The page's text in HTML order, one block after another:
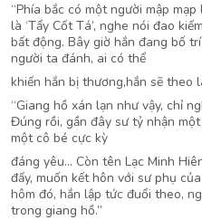
“Phía bắc có một người mập
là ‘Tẩy Cốt Tá’, nghe nói đao
bất động. Bây giờ hắn đang bố
người ta đánh, ai có thể
khiến hắn bị thương,hắn sẽ theo
“Giang hồ xán lạn như vậy, chỉ
Đúng rồi, gần đây sư tỷ nhận
một cô bé cực kỳ
đáng yêu… Còn tên Lạc Minh
đấy, muốn kết hôn với sư phụ
hôm đó, hắn lập tức đuổi theo,
trong giang hồ.”